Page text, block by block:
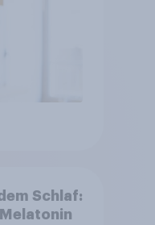
Schlaf: